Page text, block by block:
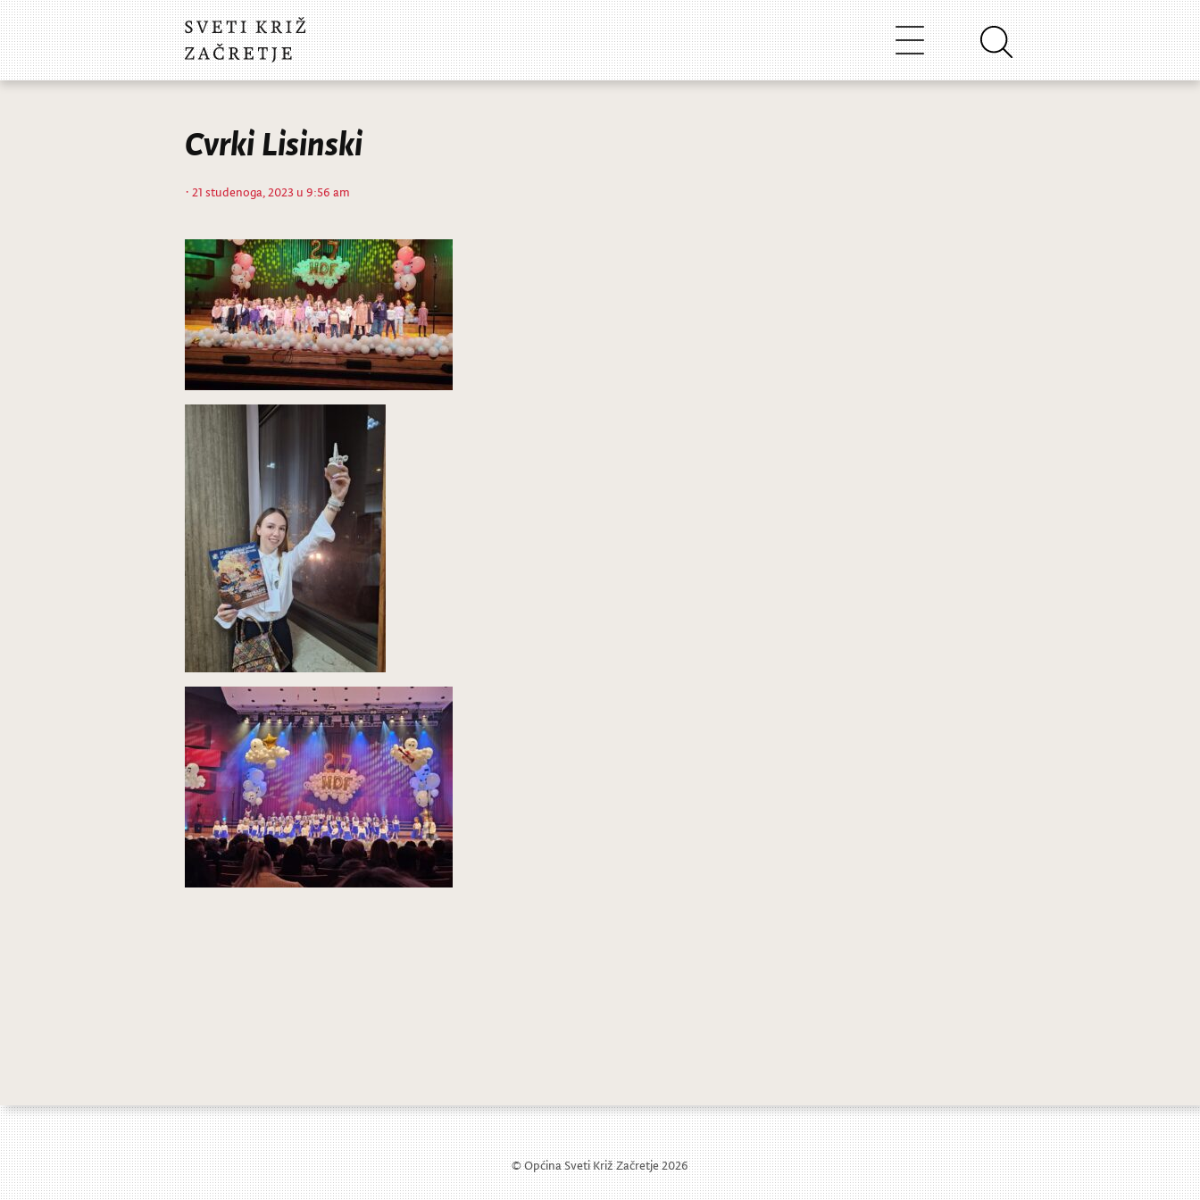
Cvrki Lisinski
· 21 studenoga, 2023 u 9:56 am
© Općina Sveti Križ Začretje 2026